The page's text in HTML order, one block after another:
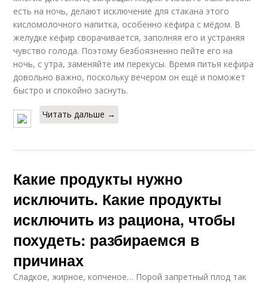
есть на ночь, делают исключение для стакана этого
кисломолочного напитка, особенно кефира с мёдом. В
желудке кефир сворачивается, заполняя его и устраняя
чувство голода. Поэтому безбоязненно пейте его на
ночь, с утра, заменяйте им перекусы. Время питья кефира
довольно важно, поскольку вечером он ещё и поможет
быстро и спокойно заснуть.
Читать дальше →
Какие продукты нужно
исключить. Какие продукты
исключить из рациона, чтобы
похудеть: разбираемся в
причинах
Сладкое, жирное, копченое… Порой запретный плод так